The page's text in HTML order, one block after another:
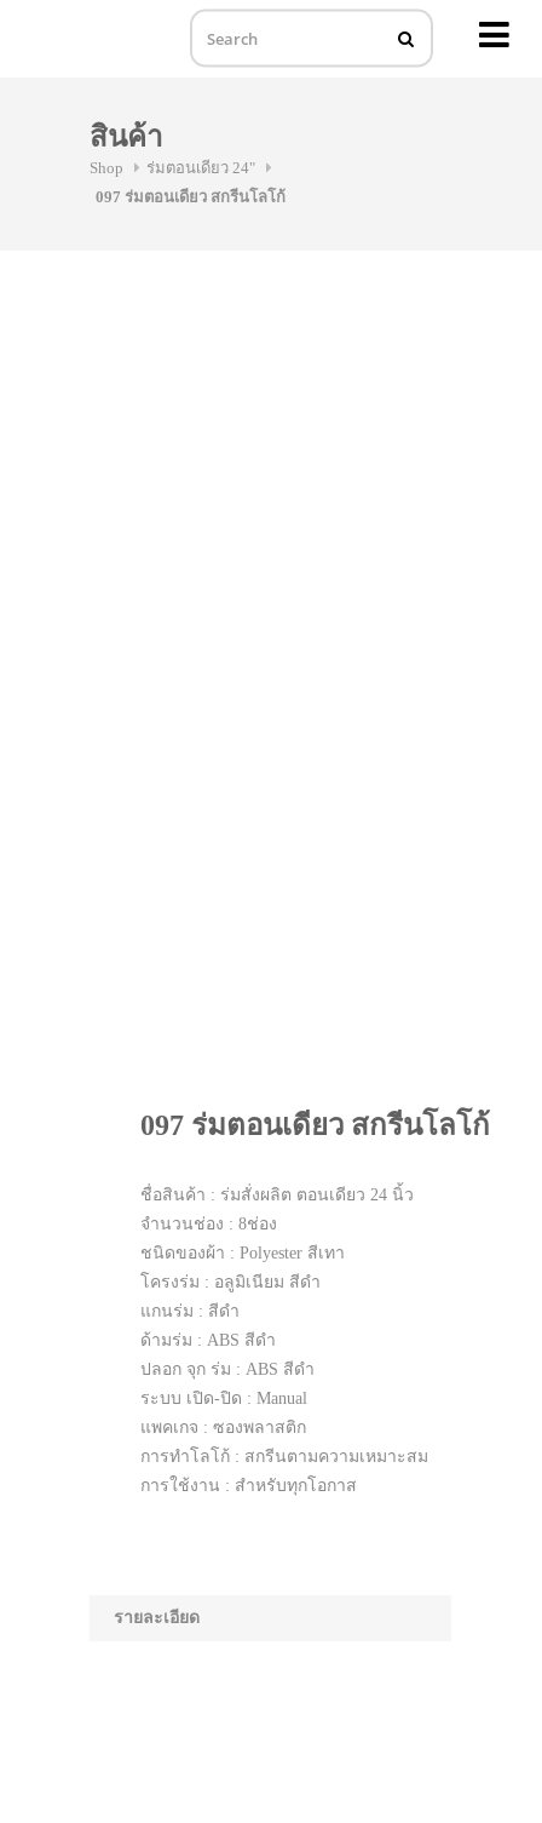
สินค้า
Shop
ร่มตอนเดียว 24"
097 ร่มตอนเดียว สกรีนโลโก้
097 ร่มตอนเดียว สกรีนโลโก้
ชื่อสินค้า : ร่มสั่งผลิต ตอนเดียว 24 นิ้ว
จำนวนช่อง : 8ช่อง
ชนิดของผ้า : Polyester สีเทา
โครงร่ม : อลูมิเนียม สีดำ
แกนร่ม : สีดำ
ด้ามร่ม : ABS สีดำ
ปลอก จุก ร่ม : ABS สีดำ
ระบบ เปิด-ปิด : Manual
แพคเกจ : ซองพลาสติก
การทำโลโก้ : สกรีนตามความเหมาะสม
การใช้งาน : สำหรับทุกโอกาส
รายละเอียด